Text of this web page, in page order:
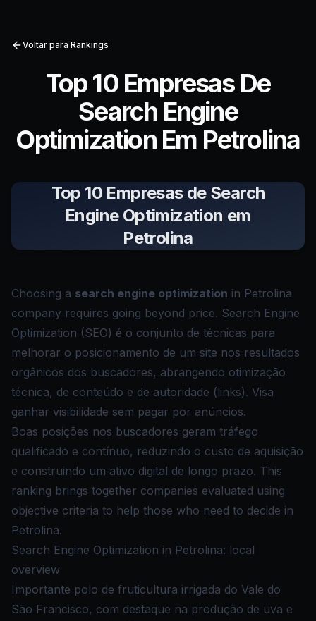
Voltar para Rankings
Top 10 Empresas De
Search Engine
Optimization Em Petrolina
Top 10 Empresas de Search
Engine Optimization em
Petrolina
Choosing a search engine optimization in Petrolina
company requires going beyond price. Search Engine
Optimization (SEO) é o conjunto de técnicas para
melhorar o posicionamento de um site nos resultados
orgânicos dos buscadores, abrangendo otimização
técnica, de conteúdo e de autoridade (links). Visa
ganhar visibilidade sem pagar por anúncios.
Boas posições nos buscadores geram tráfego
qualificado e contínuo, reduzindo o custo de aquisição
e construindo um ativo digital de longo prazo. This
ranking brings together companies evaluated using
objective criteria to help those who need to decide in
Petrolina.
Search Engine Optimization in Petrolina: local
overview
Importante polo de fruticultura irrigada do Vale do
São Francisco, com destaque na produção de uva e